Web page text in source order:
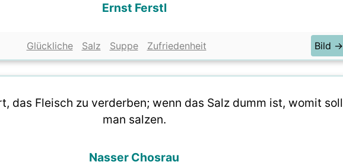
Ernst Ferstl
Glückliche Salz Suppe Zufriedenheit Bild →
das Fleisch zu verderben; wenn das Salz dumm ist, womit soll
man salzen.
Nasser Chosrau